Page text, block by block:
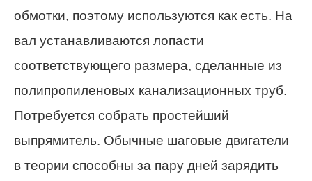
обмотки, поэтому используются как есть. На
вал устанавливаются лопасти
соответствующего размера, сделанные из
полипропиленовых канализационных труб.
Потребуется собрать простейший
выпрямитель. Обычные шаговые двигатели
в теории способны за пару дней зарядить